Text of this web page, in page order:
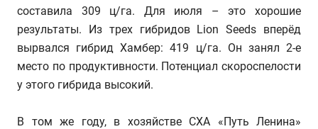
составила 309 ц/га. Для июля – это хорошие
результаты. Из трех гибридов Lion Seeds вперёд
вырвался гибрид Хамбер: 419 ц/га. Он занял 2-е
место по продуктивности. Потенциал скороспелости
у этого гибрида высокий.
В том же году, в хозяйстве СХА «Путь Ленина»